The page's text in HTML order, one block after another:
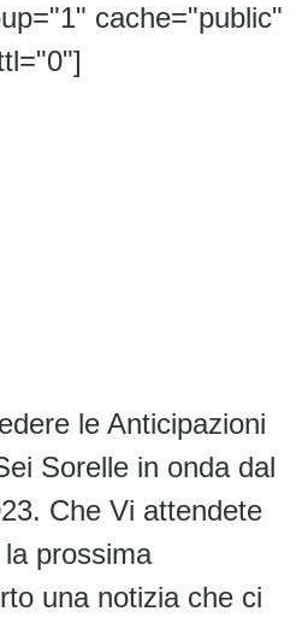
cache="public"
le Anticipazioni
Sorelle in onda dal
Che Vi attendete
prossima
una notizia che ci